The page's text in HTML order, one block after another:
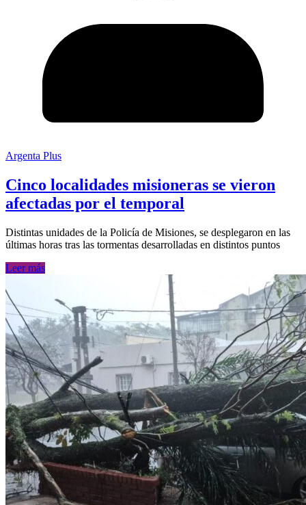
Argenta Plus
Cinco localidades misioneras se vieron
afectadas por el temporal
Distintas unidades de la Policía de Misiones, se desplegaron en las
últimas horas tras las tormentas desarrolladas en distintos puntos
Leer más